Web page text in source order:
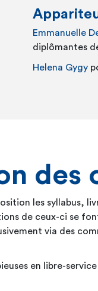
Emmanuelle
diplômantes
Helena Gygy
des
les syllabus,
de ceux-ci se
via des
en libre-